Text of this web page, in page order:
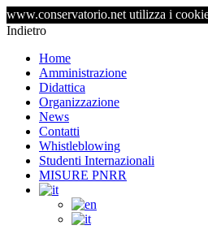
www.conservatorio.net utilizza i
Indietro
Home
Amministrazione
Didattica
Organizzazione
News
Contatti
Whistleblowing
Studenti Internazionali
MISURE PNRR